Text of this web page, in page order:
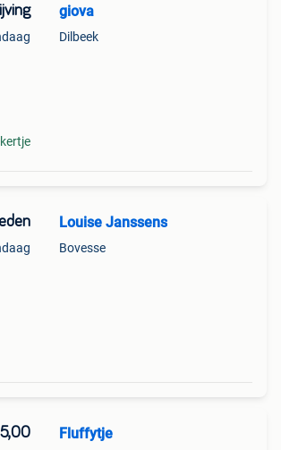
giova
Dilbeek
Louise Janssens
Bovesse
Fluffytje